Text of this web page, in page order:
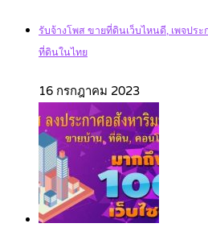
รับจ้างโพส ขายที่ดินเว็บไหนดี, เพจปร
ที่ดินในไทย
16 กรกฎาคม 2023